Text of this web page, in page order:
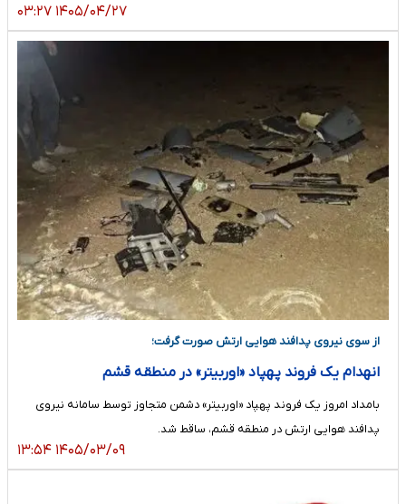
۱۴۰۵/۰۴/۲۷ ۰۳:۲۷
از سوی نیروی پدافند هوایی ارتش صورت گرفت؛
انهدام یک فروند پهپاد «اوربیتر» در منطقه قشم
بامداد امروز یک فروند پهپاد «اوربیتر» دشمن متجاوز توسط سامانه‌ نیروی
پدافند هوایی ارتش در منطقه قشم، ساقط شد.
۱۴۰۵/۰۳/۰۹ ۱۳:۵۴